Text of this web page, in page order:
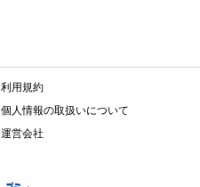
利用規約
個人情報の取扱いについて
運営会社